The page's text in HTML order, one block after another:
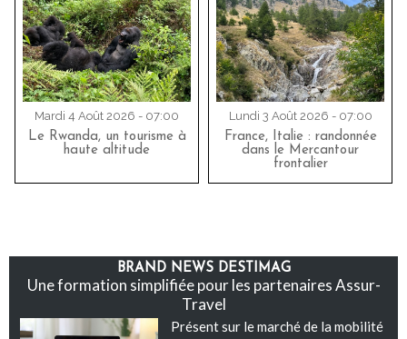
Mardi 4 Août 2026 - 07:00
Le Rwanda, un tourisme à
haute altitude
Lundi 3 Août 2026 - 07:00
France, Italie : randonnée
dans le Mercantour
frontalier
BRAND NEWS DESTIMAG
Une formation simplifiée pour les partenaires Assur-
Travel
Présent sur le marché de la mobilité